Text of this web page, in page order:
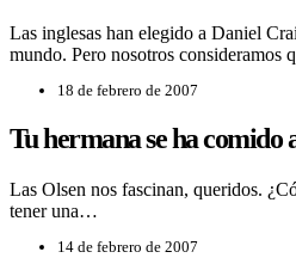
Las inglesas han elegido a Daniel
mundo. Pero nosotros consideramos
18 de febrero de 2007
Tu hermana se ha comido
Las Olsen nos fascinan, queridos.
tener una…
14 de febrero de 2007